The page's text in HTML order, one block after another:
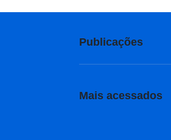
Publicações
Mais acessados